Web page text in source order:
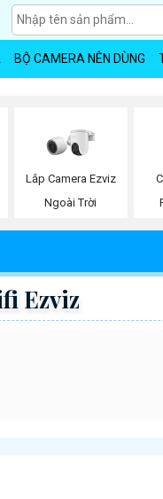
BỘ CAMERA NÊN DÙNG
Lắp Camera Ezviz
Ngoài Trời
Ezviz